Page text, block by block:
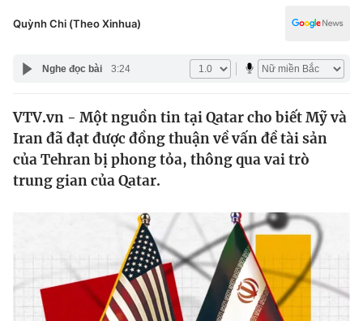
Pháp luật
Y tế
Thế giới
Tin tức
Thế giới đó đây
Câu chuyện quốc tế
Kinh tế
Góc doanh nghiệp
Dữ liệu và đời sống
Truyền hình
Phim VTV
Giải trí
Công nghệ
Quỳnh Chi (Theo Xinhua)
Nghe đọc bài 3:24
VTV.vn - Một nguồn tin tại Qatar cho biết Mỹ và
Iran đã đạt được đồng thuận về vấn đề tài sản
của Tehran bị phong tỏa, thông qua vai trò
trung gian của Qatar.